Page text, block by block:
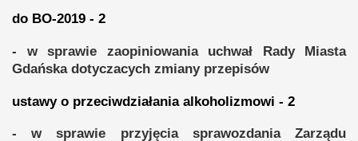
do BO-2019 - 2
- w sprawie zaopiniowania uchwał Rady Miasta
Gdańska dotyczacych zmiany przepisów
ustawy o przeciwdziałania alkoholizmowi - 2
- w sprawie przyjęcia sprawozdania Zarządu